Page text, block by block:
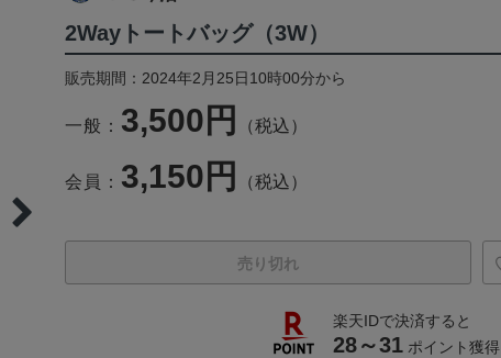
2Wayトートバッグ（3W）
販売期間：2024年2月25日10時00分から
一般： 3,500円 （税込）
会員： 3,150円 （税込）
売り切れ
楽天IDで決済すると
28～31 ポイント獲得